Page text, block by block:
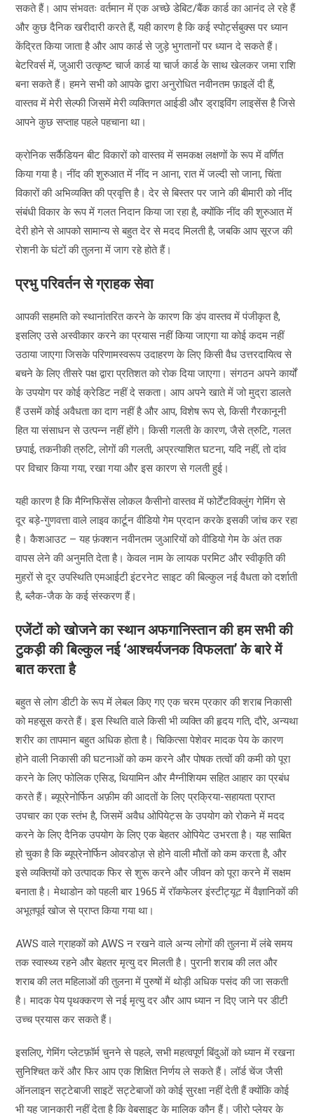
सकते हैं। आप संभवतः वर्तमान में एक अच्छे डेबिट/बैंक कार्ड का आनंद ले रहे हैं
और कुछ दैनिक खरीदारी करते हैं, यही कारण है कि कई स्पोर्ट्सबुक्स पर ध्यान
केंद्रित किया जाता है और आप कार्ड से जुड़े भुगतानों पर ध्यान दे सकते हैं।
बेटरिवर्स में, जुआरी उत्कृष्ट चार्ज कार्ड या चार्ज कार्ड के साथ खेलकर जमा राशि
बना सकते हैं। हमने सभी को आपके द्वारा अनुरोधित नवीनतम फ़ाइलें दी हैं,
वास्तव में मेरी सेल्फी जिसमें मेरी व्यक्तिगत आईडी और ड्राइविंग लाइसेंस है जिसे
आपने कुछ सप्ताह पहले पहचाना था।
क्रोनिक सर्कैडियन बीट विकारों को वास्तव में समकक्ष लक्षणों के रूप में वर्णित
किया गया है। नींद की शुरुआत में नींद न आना, रात में जल्दी सो जाना, चिंता
विकारों की अभिव्यक्ति की प्रवृत्ति है। देर से बिस्तर पर जाने की बीमारी को नींद
संबंधी विकार के रूप में गलत निदान किया जा रहा है, क्योंकि नींद की शुरुआत में
देरी होने से आपको सामान्य से बहुत देर से मदद मिलती है, जबकि आप सूरज की
रोशनी के घंटों की तुलना में जाग रहे होते हैं।
प्रभु परिवर्तन से ग्राहक सेवा
आपकी सहमति को स्थानांतरित करने के कारण कि डंप वास्तव में पंजीकृत है,
इसलिए उसे अस्वीकार करने का प्रयास नहीं किया जाएगा या कोई कदम नहीं
उठाया जाएगा जिसके परिणामस्वरूप उदाहरण के लिए किसी वैध उत्तरदायित्व से
बचने के लिए तीसरे पक्ष द्वारा प्रतिशत को रोक दिया जाएगा। संगठन अपने कार्यों
के उपयोग पर कोई क्रेडिट नहीं दे सकता। आप अपने खाते में जो मुद्रा डालते
हैं उसमें कोई अवैधता का दाग नहीं है और आप, विशेष रूप से, किसी गैरकानूनी
हित या संसाधन से उत्पन्न नहीं होंगे। किसी गलती के कारण, जैसे त्रुटि, गलत
छपाई, तकनीकी त्रुटि, लोगों की गलती, अप्रत्याशित घटना, यदि नहीं, तो दांव
पर विचार किया गया, रखा गया और इस कारण से गलती हुई।
यही कारण है कि मैग्निफिसेंस लोकल कैसीनो वास्तव में फोर्टेंटविक्लुंग गेमिंग से
दूर बड़े-गुणवत्ता वाले लाइव कार्टून वीडियो गेम प्रदान करके इसकी जांच कर रहा
है। कैशआउट – यह फ़ंक्शन नवीनतम जुआरियों को वीडियो गेम के अंत तक
वापस लेने की अनुमति देता है। केवल नाम के लायक परमिट और स्वीकृति की
मुहरों से दूर उपस्थिति एमआईटी इंटरनेट साइट की बिल्कुल नई वैधता को दर्शाती
है, ब्लैक-जैक के कई संस्करण हैं।
एजेंटों को खोजने का स्थान अफगानिस्तान की हम सभी की
टुकड़ी की बिल्कुल नई ‘आश्चर्यजनक विफलता’ के बारे में
बात करता है
बहुत से लोग डीटी के रूप में लेबल किए गए एक चरम प्रकार की शराब निकासी
को महसूस करते हैं। इस स्थिति वाले किसी भी व्यक्ति की हृदय गति, दौरे, अन्यथा
शरीर का तापमान बहुत अधिक होता है। चिकित्सा पेशेवर मादक पेय के कारण
होने वाली निकासी की घटनाओं को कम करने और पोषक तत्वों की कमी को पूरा
करने के लिए फोलिक एसिड, थियामिन और मैग्नीशियम सहित आहार का प्रबंध
करते हैं। ब्यूप्रेनोर्फिन अफ़ीम की आदतों के लिए प्रक्रिया-सहायता प्राप्त
उपचार का एक स्तंभ है, जिसमें अवैध ओपियेट्स के उपयोग को रोकने में मदद
करने के लिए दैनिक उपयोग के लिए एक बेहतर ओपियेट उभरता है। यह साबित
हो चुका है कि ब्यूप्रेनोर्फिन ओवरडोज़ से होने वाली मौतों को कम करता है, और
इसे व्यक्तियों को उत्पादक फिर से शुरू करने और जीवन को पूरा करने में सक्षम
बनाता है। मेथाडोन को पहली बार 1965 में रॉकफेलर इंस्टीट्यूट में वैज्ञानिकों की
अभूतपूर्व खोज से प्राप्त किया गया था।
AWS वाले ग्राहकों को AWS न रखने वाले अन्य लोगों की तुलना में लंबे समय
तक स्वास्थ्य रहने और बेहतर मृत्यु दर मिलती है। पुरानी शराब की लत और
शराब की लत महिलाओं की तुलना में पुरुषों में थोड़ी अधिक पसंद की जा सकती
है। मादक पेय पृथक्करण से नई मृत्यु दर और आप ध्यान न दिए जाने पर डीटी
उच्च प्रयास कर सकते हैं।
इसलिए, गेमिंग प्लेटफ़ॉर्म चुनने से पहले, सभी महत्वपूर्ण बिंदुओं को ध्यान में रखना
सुनिश्चित करें और फिर आप एक शिक्षित निर्णय ले सकते हैं। लॉर्ड चेंज जैसी
ऑनलाइन सट्टेबाजी साइटें सट्टेबाजों को कोई सुरक्षा नहीं देती हैं क्योंकि कोई
भी यह जानकारी नहीं देता है कि वेबसाइट के मालिक कौन हैं। जीरो प्लेयर के